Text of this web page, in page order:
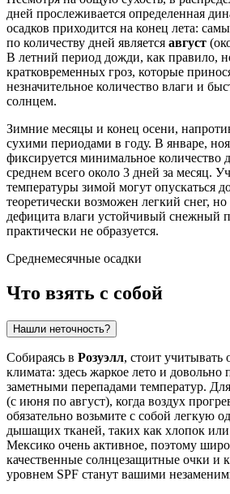
дней прослеживается определенная
осадков приходится на конец лета:
по количеству дней является август
В летний период дожди, как правило,
кратковременных гроз, которые
незначительное количество влаги и
солнцем.
Зимние месяцы и конец осени,
сухими периодами в году. В январе,
фиксируется минимальное количество
среднем всего около 3 дней за месяц.
температуры зимой могут опускаться
теоретически возможен легкий снег,
дефицита влаги устойчивый снежный
практически не образуется.
Среднемесячные осадки
Что взять с собой
Нашли неточность?
Собираясь в Розуэлл, стоит учитывать
климата: здесь жаркое лето и
заметными перепадами температур.
(с июня по август), когда воздух
обязательно возьмите с собой легкую
дышащих тканей, таких как хлопок
Мексико очень активное, поэтому
качественные солнцезащитные очки и
уровнем SPF станут вашими